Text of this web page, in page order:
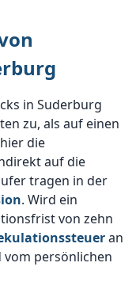
in Suderburg
zu, als auf einen
die
auf die
tragen in der
. Wird ein
von zehn
an
vom persönlichen